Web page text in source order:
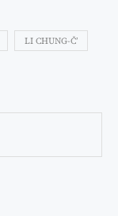
LI CHUNG-Č’